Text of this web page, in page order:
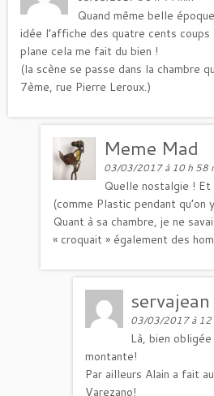
Quand même belle
idée l’affiche des quatre cents
plane cela me fait du bien !
(la scène se passe dans la chambre
7ème, rue Pierre Leroux.)
Meme Mad
03/03/2017 à 10 h 58
Quelle nostalgie ! Et
(comme Plastic pendant qu’on
Quant à sa chambre, je ne
« croquait » également des
03/03/2017 à 12
Là, bien
montante!
Par ailleurs Alain a fait
Varezano!